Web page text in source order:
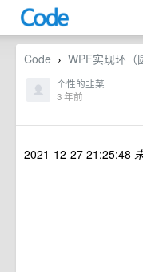
Code › WPF实现环（
个性的韭菜
3 年前
2021-12-27 21:25:48